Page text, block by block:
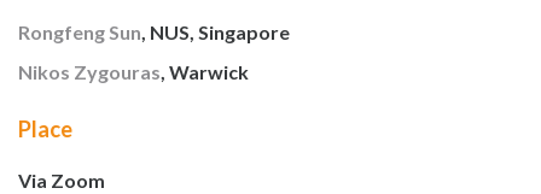
Rongfeng Sun, NUS, Singapore
Nikos Zygouras, Warwick
Place
Via Zoom